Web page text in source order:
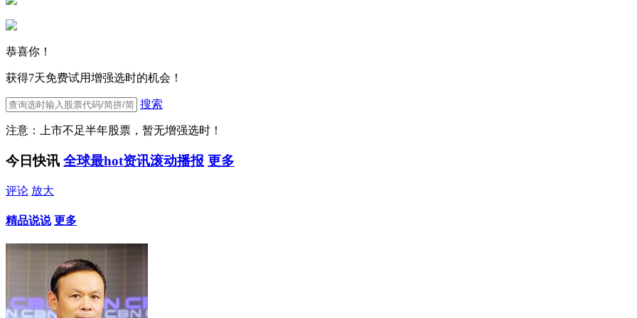
恭喜你！
获得7天免费试用增强选时的机会！
搜索
注意：上市不足半年股票，暂无增强选时！
今日快讯 全球最hot资讯滚动播报 更多
评论 放大
精品说说 更多